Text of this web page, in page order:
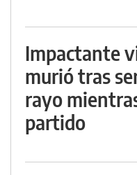
Impactante
murió tras
rayo
partido